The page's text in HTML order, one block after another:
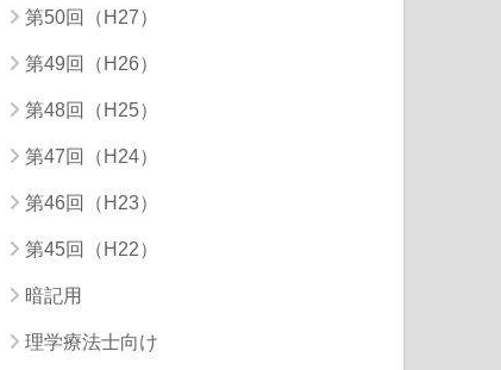
第50回（H27）
第49回（H26）
第48回（H25）
第47回（H24）
第46回（H23）
第45回（H22）
暗記用
理学療法士向け